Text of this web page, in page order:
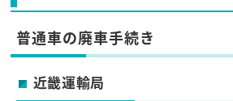
普通車の廃車手続き
近畿運輸局